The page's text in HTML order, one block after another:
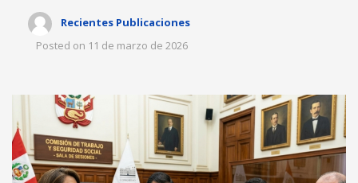
Recientes Publicaciones
Posted on 11 de marzo de 2026